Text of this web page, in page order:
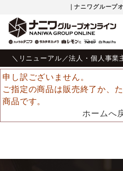
｜ナニワグループ
＼リニューアル／法人・個人事業
申し訳ございません。
ご指定の商品は販売終了か、
商品です。
ホームへ